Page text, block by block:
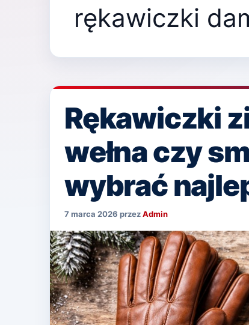
rękawiczki
Rękawiczki
wełna czy
wybrać
7 marca 2026 przezAdmin